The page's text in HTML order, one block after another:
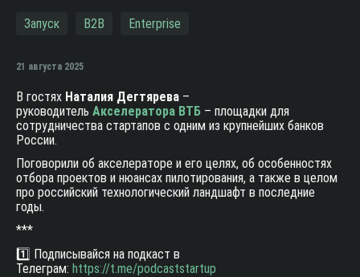
Запуск B2B Enterprise
21 августа 2025
В гостях Наталия Дегтярева –
руководитель Акселератора ВТБ – площадки для
сотрудничества стартапов с одним из крупнейших банков
России.
Поговорили об акселераторе и его целях, об особенностях
отбора проектов и нюансах пилотирования, а также в целом
про российский технологический ландшафт в последние
годы.
***
1️⃣ Подписывайся на подкаст в
Телеграм: https://t.me/podcaststartup